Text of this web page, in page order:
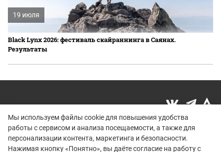
19 июля
Black Lynx 2026: фестиваль скайраннинга в Саянах.
Результаты
Мы используем файлы cookie для повышения удобства
работы с сервисом и анализа посещаемости, а также для
персонализации контента, маркетинга и безопасности.
Нажимая кнопку «Понятно», вы даёте согласие на работу с
© 2015–2026 mountain-race.ru
Политика конфиденциальности